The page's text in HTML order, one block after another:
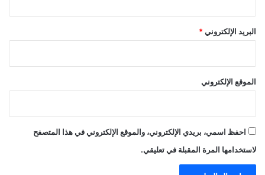
البريد الإلكتروني *
الموقع الإلكتروني
احفظ اسمي، بريدي الإلكتروني، والموقع الإلكتروني في هذا المتصفح
لاستخدامها المرة المقبلة في تعليقي.